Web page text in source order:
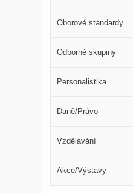
Oborové standardy
Odborné skupiny
Personalistika
Daně/Právo
Vzdělávání
Akce/Výstavy